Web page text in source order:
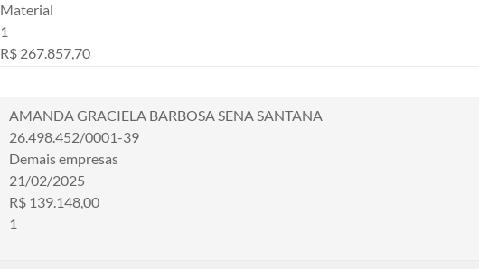
Material
1
R$ 267.857,70
AMANDA GRACIELA BARBOSA SENA SANTANA
26.498.452/0001-39
Demais empresas
21/02/2025
R$ 139.148,00
1